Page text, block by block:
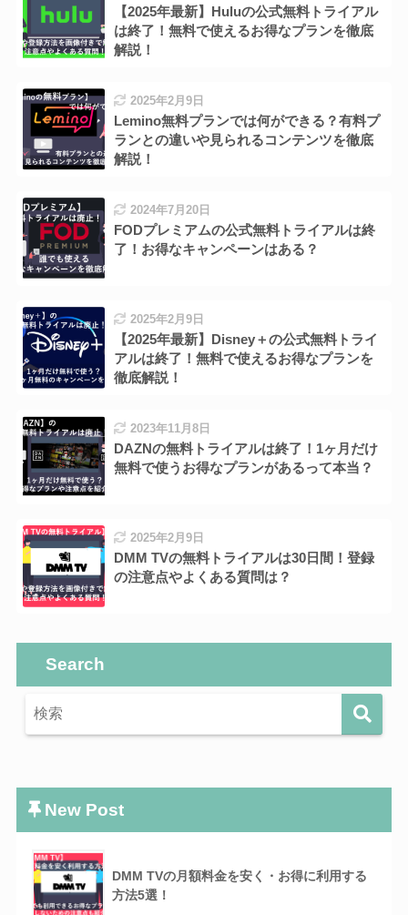
【2025年最新】Huluの公式無料トライアル
は終了！無料で使えるお得なプランを徹底
解説！
2025年2月9日
Lemino無料プランでは何ができる？有料プ
ランとの違いや見られるコンテンツを徹底
解説！
2024年7月20日
FODプレミアムの公式無料トライアルは終
了！お得なキャンペーンはある？
2025年2月9日
【2025年最新】Disney＋の公式無料トライ
アルは終了！無料で使えるお得なプランを
徹底解説！
2023年11月8日
DAZNの無料トライアルは終了！1ヶ月だけ
無料で使うお得なプランがあるって本当？
2025年2月9日
DMM TVの無料トライアルは30日間！登録
の注意点やよくある質問は？
Search
New Post
DMM TVの月額料金を安く・お得に利用する
方法5選！